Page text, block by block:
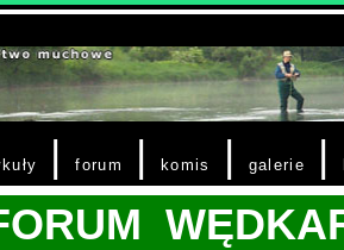
|forum | komis | galerie |